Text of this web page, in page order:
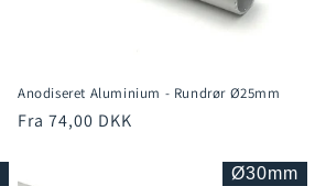
Anodiseret Aluminium - Rundrør Ø25mm
Normalpris
Fra 74,00 DKK
Ø30mm